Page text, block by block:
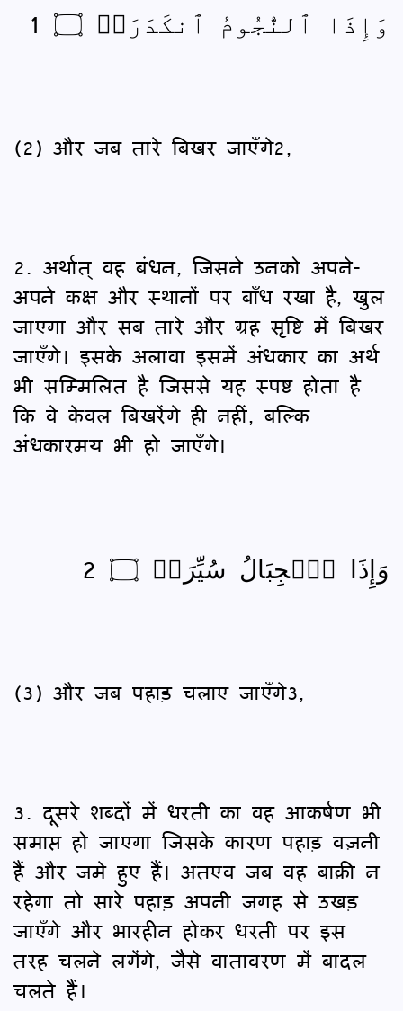
وَإِذَا ٱلنُّجُومُ ٱنكَدَرَتۡ ۝ 1
(2) और जब तारे बिखर जाएँगे2,
2. अर्थात् वह बंधन, जिसने उनको अपने-
अपने कक्ष और स्थानों पर बाँध रखा है, खुल
जाएगा और सब तारे और ग्रह सृष्टि में बिखर
जाएँगे। इसके अलावा इसमें अंधकार का अर्थ
भी सम्मिलित है जिससे यह स्पष्ट होता है
कि वे केवल बिखरेंगे ही नहीं, बल्कि
अंधकारमय भी हो जाएँगे।
وَإِذَا ٱلۡجِبَالُ سُيِّرَتۡ ۝ 2
(3) और जब पहाड़ चलाए जाएँगे3,
3. दूसरे शब्दों में धरती का वह आकर्षण भी
समाप्त हो जाएगा जिसके कारण पहाड़ वज़नी
हैं और जमे हुए हैं। अतएव जब वह बाक़ी न
रहेगा तो सारे पहाड़ अपनी जगह से उखड़
जाएँगे और भारहीन होकर धरती पर इस
तरह चलने लगेंगे, जैसे वातावरण में बादल
चलते हैं।